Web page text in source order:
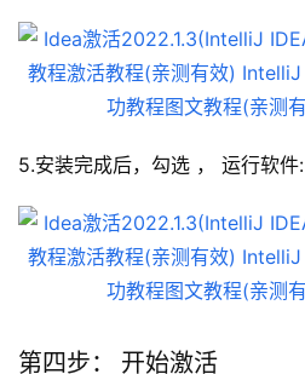
5.安装完成后，勾选 ， 运行软件:
第四步： 开始激活